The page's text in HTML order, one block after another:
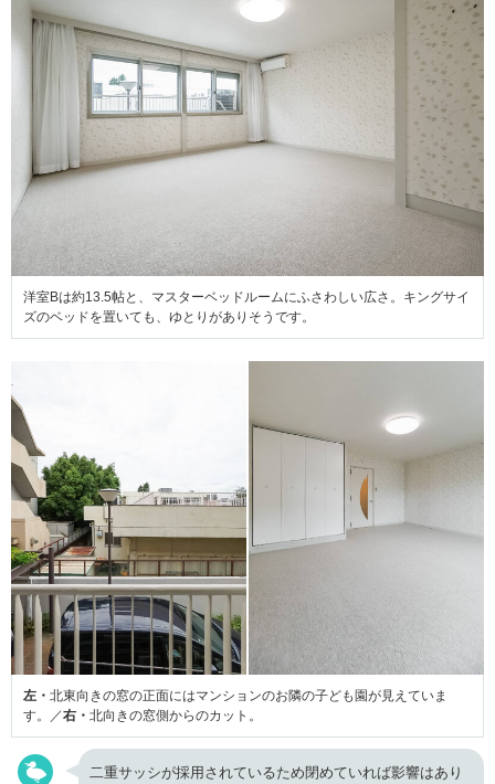
洋室Bは約13.5帖と、マスターベッドルームにふさわしい広さ。キングサイ
ズのベッドを置いても、ゆとりがありそうです。
左・ 北東向きの窓の正面にはマンションのお隣の子ども園が見えていま
す。／右・ 北向きの窓側からのカット。
二重サッシが採用されているため閉めていれば影響はあり